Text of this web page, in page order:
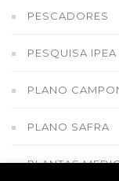
PESCADORES
PESQUISA IPEA
PLANO
PLANO SAFRA
PLANTAS